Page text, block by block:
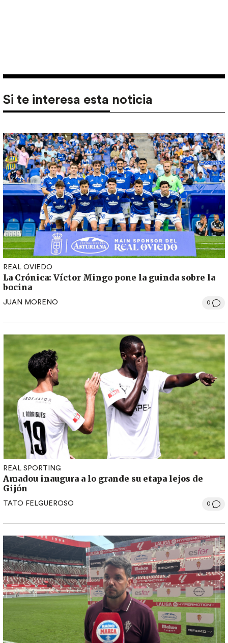
Si te interesa esta noticia
REAL OVIEDO
La Crónica: Víctor Mingo pone la guinda sobre la
bocina
JUAN MORENO 0
REAL SPORTING
Amadou inaugura a lo grande su etapa lejos de
Gijón
TATO FELGUEROSO 0